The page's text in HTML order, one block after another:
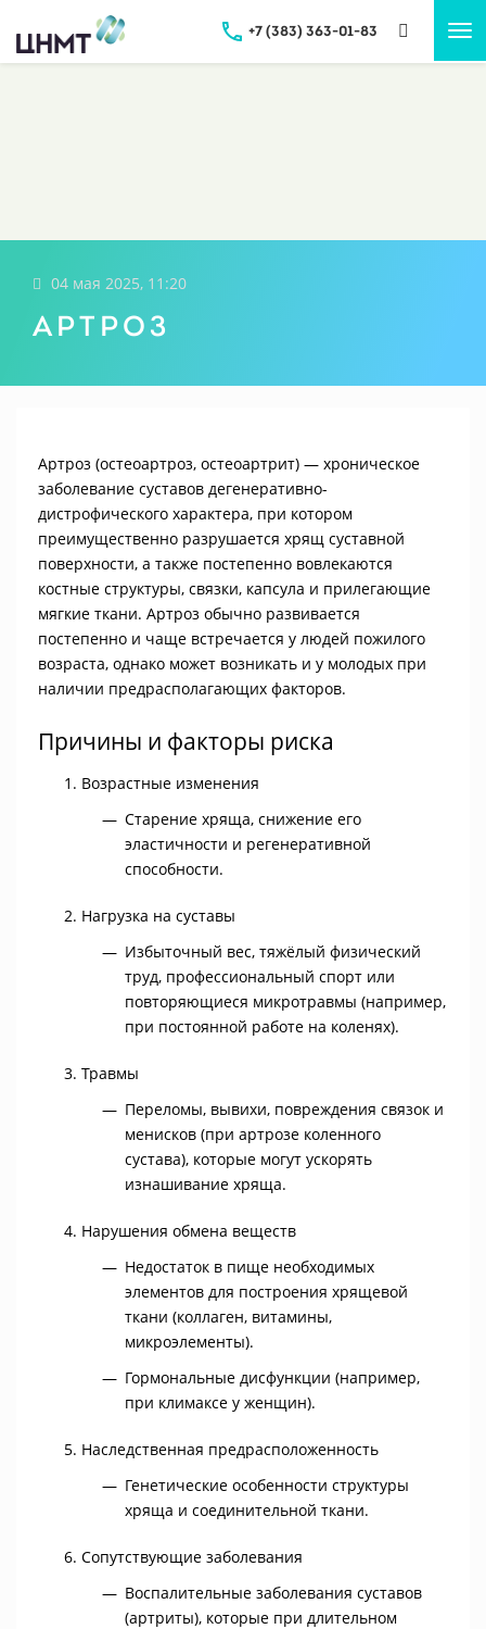
+7 (383) 363-01-83
04 мая 2025, 11:20
Артроз
Артроз (остеоартроз, остеоартрит) — хроническое
заболевание суставов дегенеративно-
дистрофического характера, при котором
преимущественно разрушается хрящ суставной
поверхности, а также постепенно вовлекаются
костные структуры, связки, капсула и прилегающие
мягкие ткани. Артроз обычно развивается
постепенно и чаще встречается у людей пожилого
возраста, однако может возникать и у молодых при
наличии предрасполагающих факторов.
Причины и факторы риска
Возрастные изменения
Старение хряща, снижение его
эластичности и регенеративной
способности.
Нагрузка на суставы
Избыточный вес, тяжёлый физический
труд, профессиональный спорт или
повторяющиеся микротравмы (например,
при постоянной работе на коленях).
Травмы
Переломы, вывихи, повреждения связок и
менисков (при артрозе коленного
сустава), которые могут ускорять
изнашивание хряща.
Нарушения обмена веществ
Недостаток в пище необходимых
элементов для построения хрящевой
ткани (коллаген, витамины,
микроэлементы).
Гормональные дисфункции (например,
при климаксе у женщин).
Наследственная предрасположенность
Генетические особенности структуры
хряща и соединительной ткани.
Сопутствующие заболевания
Воспалительные заболевания суставов
(артриты), которые при длительном